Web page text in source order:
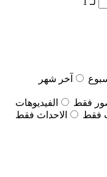
آخر شهر
فقط
الفيديوهات
فقط الاحداث فقط